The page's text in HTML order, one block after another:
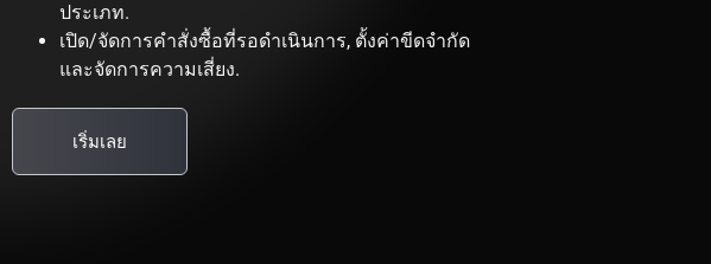
ประเภท.
เปิด/จัดการคำสั่งซื้อที่รอดำเนินการ, ตั้งค่าขีดจำกัด
และจัดการความเสี่ยง.
เริ่มเลย